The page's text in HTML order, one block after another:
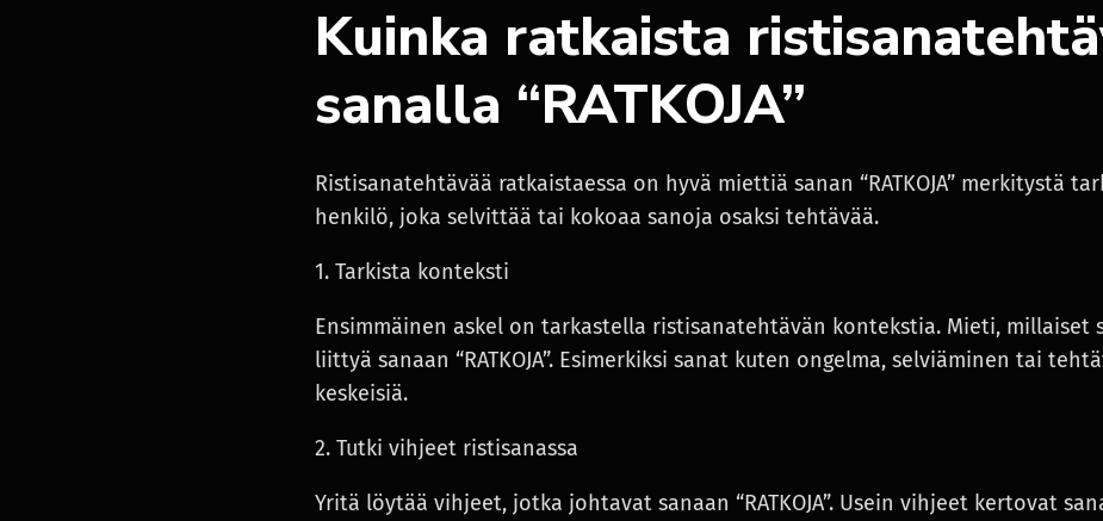
Kuinka ratkaista
sanalla “RATKOJA”
Ristisanatehtävää ratkaistaessa on hyvä miettiä sanan “RATKOJA” merkitystä
henkilö, joka selvittää tai kokoaa sanoja osaksi tehtävää.
1. Tarkista konteksti
Ensimmäinen askel on tarkastella ristisanatehtävän kontekstia. Mieti, millaiset
liittyä sanaan “RATKOJA”. Esimerkiksi sanat kuten ongelma, selviäminen tai
keskeisiä.
2. Tutki vihjeet ristisanassa
Yritä löytää vihjeet, jotka johtavat sanaan “RATKOJA”. Usein vihjeet kertovat